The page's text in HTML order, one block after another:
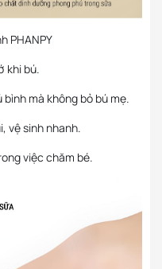
PHANPY
khi bú.
mà không bỏ bú mẹ.
vệ sinh nhanh.
việc chăm bé.